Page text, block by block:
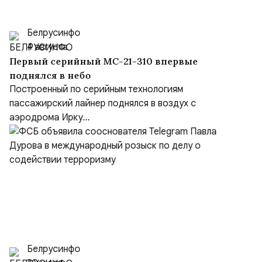
Белрусинфо
4 августа
Первый серийный МС-21-310 впервые
поднялся в небо
Построенный по серийным технологиям
пассажирский лайнер поднялся в воздух с
аэродрома Ирку...
Белрусинфо